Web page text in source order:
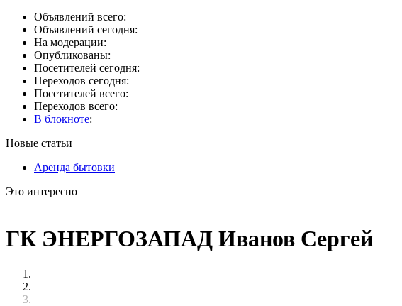
Объявлений всего:
Объявлений сегодня:
На модерации:
Опубликованы:
Посетителей сегодня:
Переходов сегодня:
Посетителей всего:
Переходов всего:
В блокноте:
Новые статьи
Аренда бытовки
Это интересно
ГК ЭНЕРГОЗАПАД Иванов Сергей